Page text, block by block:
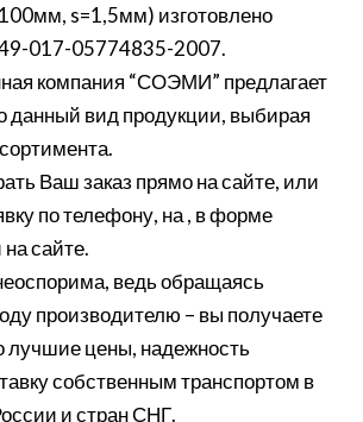
s=1,5мм) изготовлено
017-05774835-2007.
компания “СОЭМИ” предлагает
данный вид продукции, выбирая
Ваш заказ прямо на сайте, или
по телефону, на , в форме
сайте.
ведь обращаясь
производителю – вы получаете
лучшие цены, надежность
собственным транспортом в
и стран СНГ.